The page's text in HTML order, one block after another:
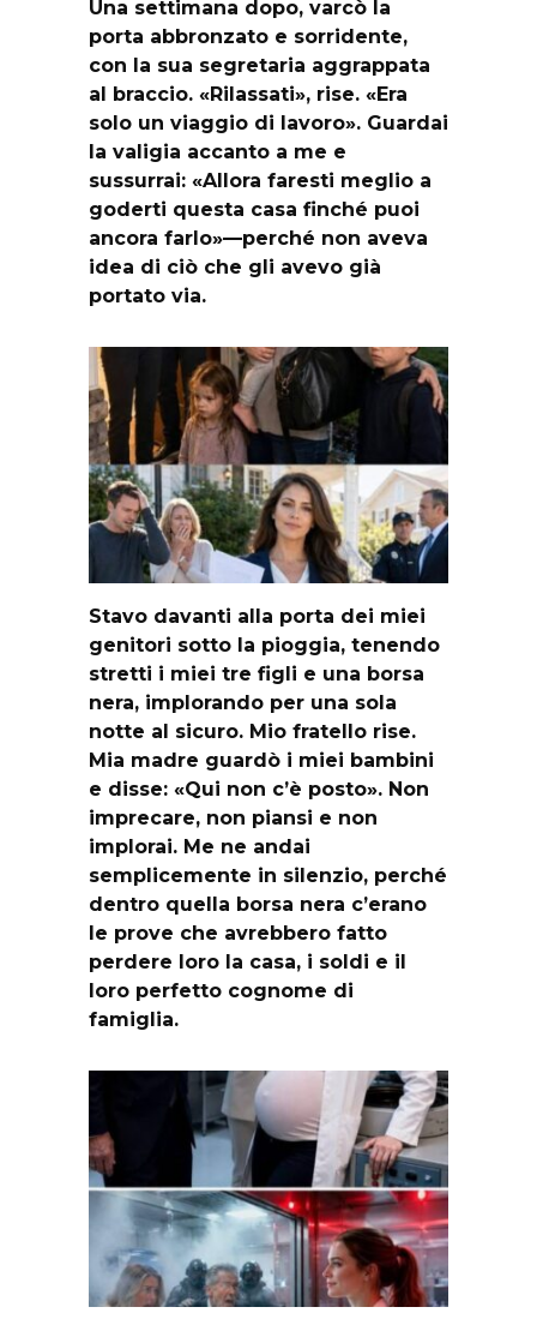
Una settimana dopo, varcò la
porta abbronzato e sorridente,
con la sua segretaria aggrappata
al braccio. «Rilassati», rise. «Era
solo un viaggio di lavoro». Guardai
la valigia accanto a me e
sussurrai: «Allora faresti meglio a
goderti questa casa finché puoi
ancora farlo»—perché non aveva
idea di ciò che gli avevo già
portato via.
Stavo davanti alla porta dei miei
genitori sotto la pioggia, tenendo
stretti i miei tre figli e una borsa
nera, implorando per una sola
notte al sicuro. Mio fratello rise.
Mia madre guardò i miei bambini
e disse: «Qui non c’è posto». Non
imprecare, non piansi e non
implorai. Me ne andai
semplicemente in silenzio, perché
dentro quella borsa nera c’erano
le prove che avrebbero fatto
perdere loro la casa, i soldi e il
loro perfetto cognome di
famiglia.